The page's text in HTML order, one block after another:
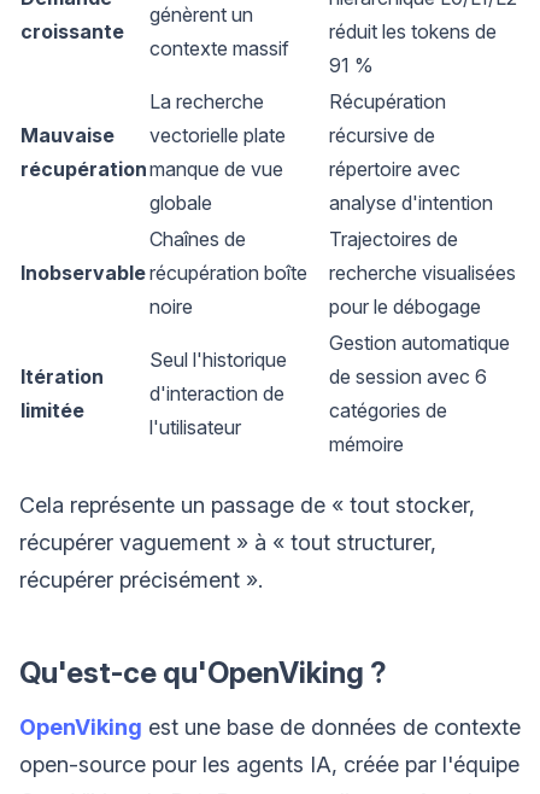
croissante
génèrent un
contexte massif
réduit les tokens de
91 %
Mauvaise
récupération
La recherche
vectorielle plate
manque de vue
globale
Récupération
récursive de
répertoire avec
analyse d'intention
Inobservable
Chaînes de
récupération boîte
noire
Trajectoires de
recherche visualisées
pour le débogage
Itération
limitée
Seul l'historique
d'interaction de
l'utilisateur
Gestion automatique
de session avec 6
catégories de
mémoire
Cela représente un passage de « tout stocker,
récupérer vaguement » à « tout structurer,
récupérer précisément ».
Qu'est-ce qu'OpenViking ?
OpenViking est une base de données de contexte
open-source pour les agents IA, créée par l'équipe